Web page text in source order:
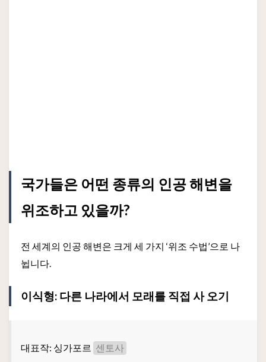
국가들은 어떤 종류의 인공 해변을
위조하고 있을까?
전 세계의 인공 해변은 크게 세 가지 ‘위조 수법’으로 나
뉩니다.
이식형: 다른 나라에서 모래를 직접 사 오기
대표작: 싱가포르 센토사